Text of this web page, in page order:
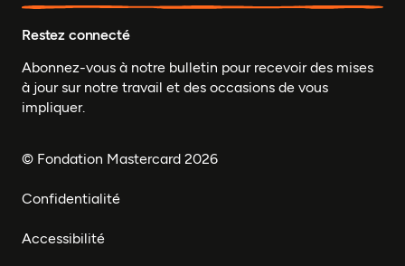
Restez connecté
Abonnez-vous à notre bulletin pour recevoir des mises
à jour sur notre travail et des occasions de vous
impliquer.
© Fondation Mastercard 2026
Confidentialité
Accessibilité